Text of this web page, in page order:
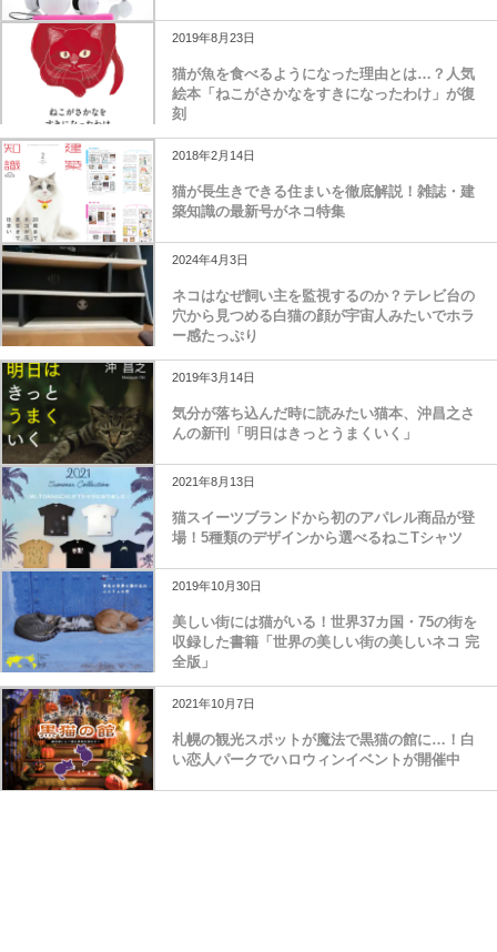
2019年8月23日
猫が魚を食べるようになった理由とは…？人気
絵本「ねこがさかなをすきになったわけ」が復
刻
2018年2月14日
猫が長生きできる住まいを徹底解説！雑誌・建
築知識の最新号がネコ特集
2024年4月3日
ネコはなぜ飼い主を監視するのか？テレビ台の
穴から見つめる白猫の顔が宇宙人みたいでホラ
ー感たっぷり
2019年3月14日
気分が落ち込んだ時に読みたい猫本、沖昌之さ
んの新刊「明日はきっとうまくいく」
2021年8月13日
猫スイーツブランドから初のアパレル商品が登
場！5種類のデザインから選べるねこTシャツ
2019年10月30日
美しい街には猫がいる！世界37カ国・75の街を
収録した書籍「世界の美しい街の美しいネコ 完
全版」
2021年10月7日
札幌の観光スポットが魔法で黒猫の館に…！白
い恋人パークでハロウィンイベントが開催中